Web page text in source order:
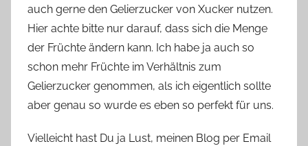
auch gerne den Gelierzucker von Xucker nutzen.
Hier achte bitte nur darauf, dass sich die Menge
der Früchte ändern kann. Ich habe ja auch so
schon mehr Früchte im Verhältnis zum
Gelierzucker genommen, als ich eigentlich sollte
aber genau so wurde es eben so perfekt für uns.
Vielleicht hast Du ja Lust, meinen Blog per Email